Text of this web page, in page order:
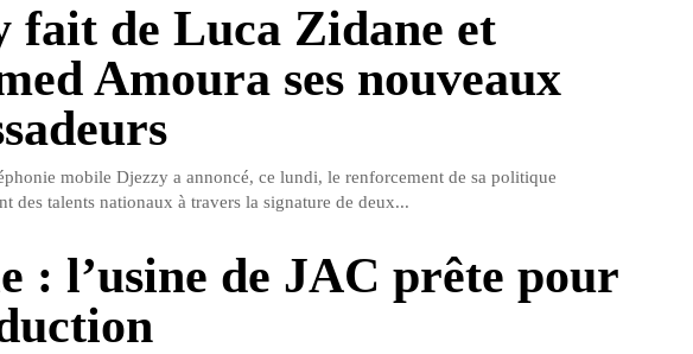
fait de Luca Zidane et
Amoura ses nouveaux
mobile Djezzy a annoncé, ce lundi, le renforcement de sa politique
des talents nationaux à travers la signature de deux...
: l’usine de JAC prête pour